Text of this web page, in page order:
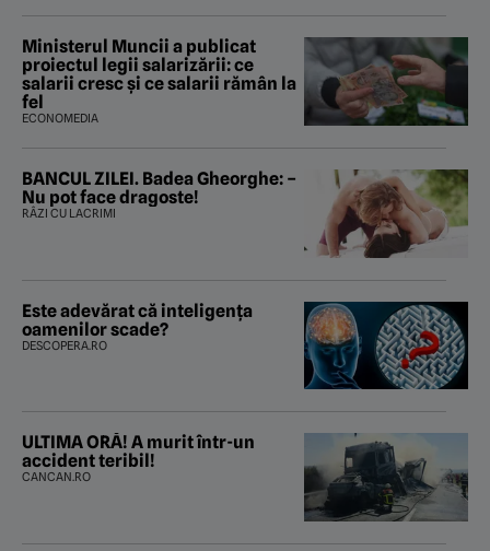
Ministerul Muncii a publicat
proiectul legii salarizării: ce
salarii cresc și ce salarii rămân la
fel
ECONOMEDIA
BANCUL ZILEI. Badea Gheorghe: –
Nu pot face dragoste!
RÂZI CU LACRIMI
Este adevărat că inteligența
oamenilor scade?
DESCOPERA.RO
ULTIMA ORĂ! A murit într-un
accident teribil!
CANCAN.RO